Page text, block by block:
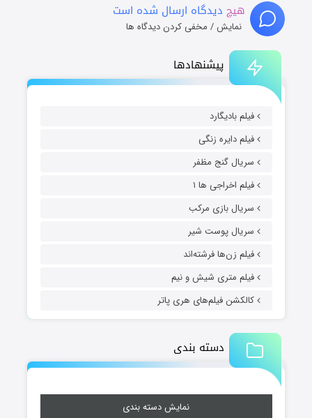
پیشنهادها
فیلم بادیگارد
فیلم دایره زنگی
سریال گنج مظفر
فیلم اخراجی ها ۱
سریال بازی مرکب
سریال پوست شیر
فیلم زن‌ها فرشته‌اند
فیلم متری شیش و نیم
کالکشن فیلم‌های هری پاتر
دسته بندی
نمایش دسته بندی
هیچ دیدگاه ارسال شده است
نمایش / مخفی کردن دیدگاه ها